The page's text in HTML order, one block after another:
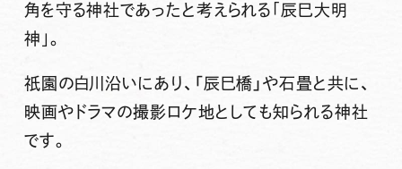
角を守る神社であったと考えられる｢ 辰巳大明
神 ｣。
祇園の白川沿いにあり、「辰巳橋」や石畳と共に、
映画やドラマの撮影ロケ地としても知られる神社
です。